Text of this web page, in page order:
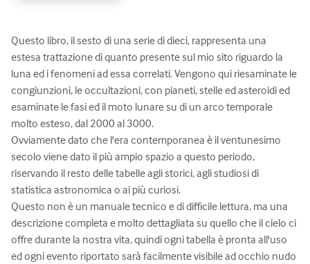
Questo libro, il sesto di una serie di dieci, rappresenta una
estesa trattazione di quanto presente sul mio sito riguardo la
luna ed i fenomeni ad essa correlati. Vengono qui riesaminate le
congiunzioni, le occultazioni, con pianeti, stelle ed asteroidi ed
esaminate le fasi ed il moto lunare su di un arco temporale
molto esteso, dal 2000 al 3000.
Ovviamente dato che l'era contemporanea è il ventunesimo
secolo viene dato il più ampio spazio a questo periodo,
riservando il resto delle tabelle agli storici, agli studiosi di
statistica astronomica o ai più curiosi.
Questo non è un manuale tecnico e di difficile lettura, ma una
descrizione completa e molto dettagliata su quello che il cielo ci
offre durante la nostra vita, quindi ogni tabella è pronta all'uso
ed ogni evento riportato sarà facilmente visibile ad occhio nudo